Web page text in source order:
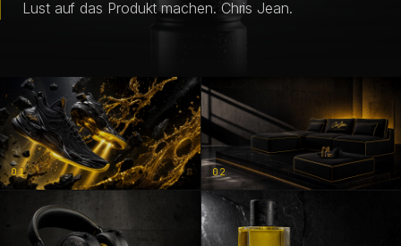
BLOG
DE
Lust auf das Produkt machen. Chris Jean.
01 02